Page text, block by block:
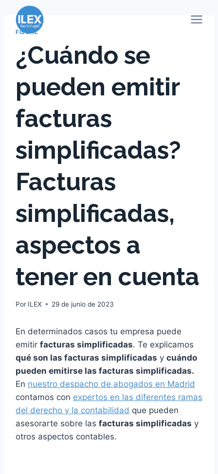
Saltar
contenido
FISCAL
¿Cuándo se
pueden emitir
facturas
simplificadas?
Facturas
simplificadas,
aspectos a
tener en cuenta
Por ILEX 29 de junio de 2023
En determinados casos tu empresa puede
emitir facturas simplificadas. Te explicamos
qué son las facturas simplificadas y cuándo
pueden emitirse las facturas simplificadas.
En nuestro despacho de abogados en Madrid
contamos con expertos en las diferentes ramas
del derecho y la contabilidad que pueden
asesorarte sobre las facturas simplificadas y
otros aspectos contables.